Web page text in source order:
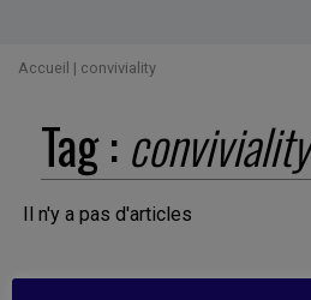
Accueil | conviviality
Tag : conviviality
Il n'y a pas d'articles